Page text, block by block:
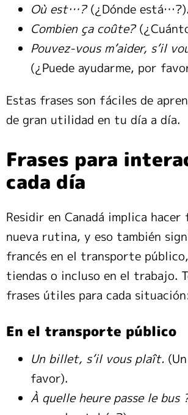
Où est…?(¿Dónde está…?).
Combien ça coûte?
Pouvez-vous m’aider, s’il
(¿Puede ayudarme, por
Estas frases son fáciles de
de gran utilidad en tu día a día.
Frases para
cada día
Residir en Canadá implica
nueva rutina, y eso también
francés en el transporte
tiendas o incluso en el trabajo.
frases útiles para cada
En el transporte público
Un billet, s’il vous plaît.
favor).
À quelle heure passe le bus